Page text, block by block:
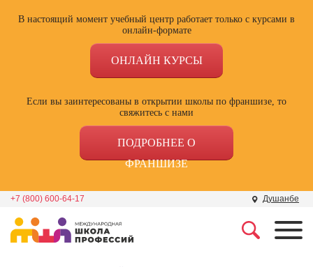
В настоящий момент учебный центр работает только с курсами в
онлайн-формате
ОНЛАЙН КУРСЫ
Если вы заинтересованы в открытии школы по франшизе, то
свяжитесь с нами
ПОДРОБНЕЕ О
ФРАНШИЗЕ
+7 (800) 600-64-17 Душанбе